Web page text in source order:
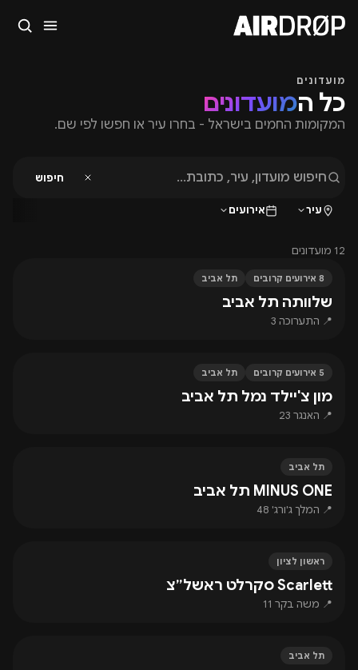
מועדונים
כל המועדונים
המקומות החמים בישראל - בחרו עיר או חפשו לפי שם.
חיפוש
עיר אירועים
12 מועדונים
8 אירועים קרובים תל אביב
שלוותה תל אביב
📍 התערוכה 3
5 אירועים קרובים תל אביב
מון צ'יילד נמל תל אביב
📍 האנגר 23
תל אביב
MINUS ONE תל אביב
📍 המלך ג'ורג' 48
ראשון לציון
Scarlett סקרלט ראשל״צ
📍 משה בקר 11
תל אביב
סגור
🎪 פסטיבלים 🎶מועדונים
טיפ: אפשר להקליד שם אומן, עיר, תאריך או שם חג.